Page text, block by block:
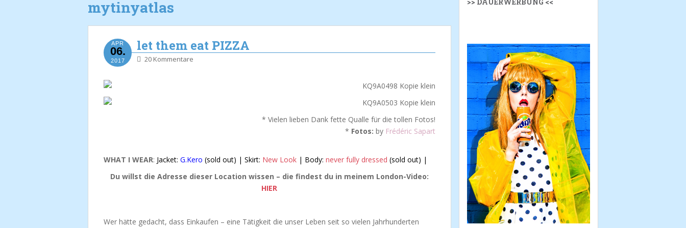
mytinyatlas
APR
06.
2017
let them eat PIZZA
20 Kommentare
* Vielen lieben Dank fette Qualle für die tollen Fotos!
* Fotos: by Frédéric Sapart
WHAT I WEAR: Jacket: G.Kero (sold out) | Skirt: New Look | Body: never fully dressed (sold out) |
Du willst die Adresse dieser Location wissen – die findest du in meinem London-Video:
HIER
Wer hätte gedacht, dass Einkaufen – eine Tätigkeit die unser Leben seit so vielen Jahrhunderten